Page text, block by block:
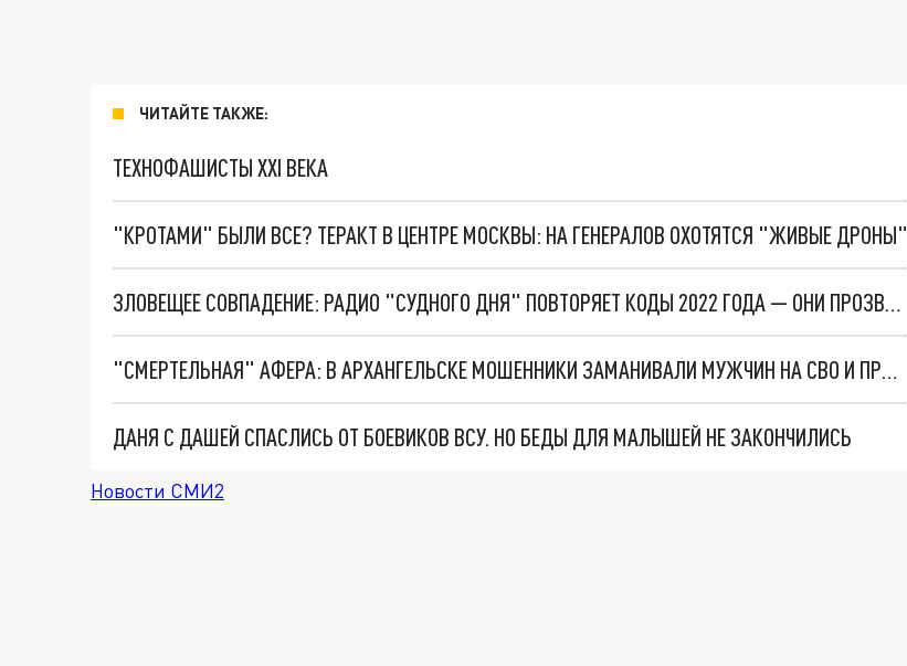
ЧИТАЙТЕ ТАКЖЕ:
ТЕХНОФАШИСТЫ XXI ВЕКА
"КРОТАМИ" БЫЛИ ВСЕ? ТЕРАКТ В ЦЕНТРЕ МОСКВЫ: НА ГЕНЕРАЛОВ ОХОТЯТСЯ "ЖИВЫЕ ДРОНЫ"
ЗЛОВЕЩЕЕ СОВПАДЕНИЕ: РАДИО "СУДНОГО ДНЯ" ПОВТОРЯЕТ КОДЫ 2022 ГОДА — ОНИ ПРОЗВУЧАЛИ В ЭФИРЕ ПЕРЕД НАЧАЛОМ СВО.
"СМЕРТЕЛЬНАЯ" АФЕРА: В АРХАНГЕЛЬСКЕ МОШЕННИКИ ЗАМАНИВАЛИ МУЖЧИН НА СВО И ПРИСВАИВАЛИ МИЛЛИОНЫ
ДАНЯ С ДАШЕЙ СПАСЛИСЬ ОТ БОЕВИКОВ ВСУ. НО БЕДЫ ДЛЯ МАЛЫШЕЙ НЕ ЗАКОНЧИЛИСЬ
Новости СМИ2